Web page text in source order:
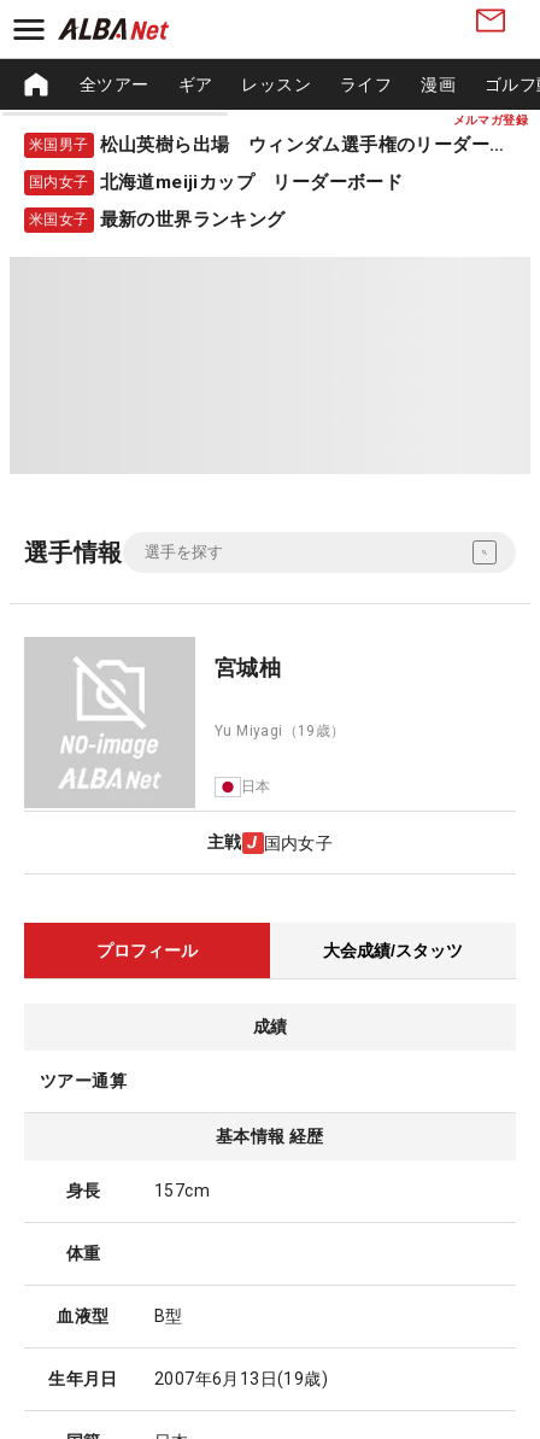
メルマガ登録
全ツアー ギア レッスン ライフ 漫画 ゴル
米国男子 松山英樹ら出場 ウィンダム選手権のリーダーボード
国内女子 北海道meijiカップ リーダーボード
米国女子 最新の世界ランキング
選手情報
宮城柚
Yu Miyagi （19歳）
日本
主戦 国内女子
プロフィール 大会成績/スタッツ
成績
ツアー通算
基本情報 経歴
身長 157cm
体重
血液型 B型
生年月日 2007年6月13日(19歳)